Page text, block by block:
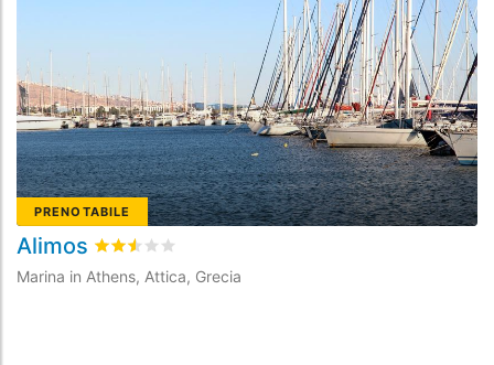
PRENOTABILE
Alimos Valutato2.5
Marina in Athens, Attica, Grecia